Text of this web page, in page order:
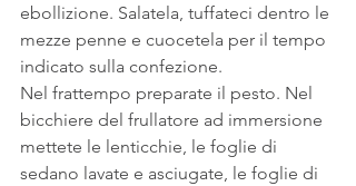
ebollizione. Salatela, tuffateci dentro le
mezze penne e cuocetela per il tempo
indicato sulla confezione.
Nel frattempo preparate il pesto. Nel
bicchiere del frullatore ad immersione
mettete le lenticchie, le foglie di
sedano lavate e asciugate, le foglie di